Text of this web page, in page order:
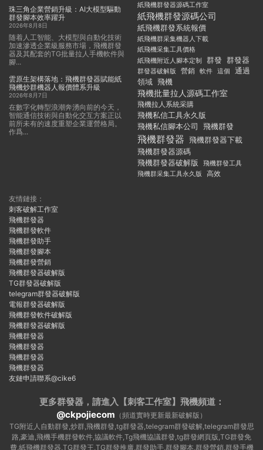
珠三角企業營銷升級：AI大模型驅動
群發腳本效率躍升
2026年8月8日
随着人工智能、大模型與自動化技術
加速滲透企業級服務市場，飛機群發
器及其配套的TG批量拉人手機軟件與
腳...
雲原生架構落地：飛機群發器賦能紙
飛機炒群機器人報價體系升級
2026年8月7日
在數字化轉型浪潮奔湧向前的今天，
智能通信技術與自動化交互方案正以
前所未有的速度重塑企業運營格局。
作爲...
紙飛機群發器源碼工作室
紙飛機群發源碼公司
紙飛機群發系統報價
紙飛機群采集機器人下載
紙飛機采集工具價格
紙飛機附近人腳本定制
群發 群發器
群發器破解版 營銷 軟件 這個
通過
領域 飛機
飛機批量拉人源碼工作室
飛機拉人系統采購
飛機私信工具永久版
飛機私信腳本公司
飛機群發
飛機群發器 飛機群發器下載
飛機群發器源碼
飛機群發器破解版
飛機群發工具
飛機群采集工具永久版
高效
友情鏈接：
刺客破解工作室
飛機群發器
飛機群發軟件
飛機群發助手
飛機群發腳本
飛機群發營銷
飛機群發器破解版
TG群發器破解版
telegram群發器破解版
電報群發器破解版
飛機群發軟件破解版
飛機群發器破解版
飛機群發器
飛機群發器
飛機群發器
飛機群發器
友鏈申請聯系@cike6
更多群發器，請進入【刺客工作室】 飛機頻道：
@ckpojiecom （頻道實時更新最新破解版）
TG附近人自動群發,炒群,飛機群發,tg群發器,telegram群發破解,telegram群發思
路,豪迪,飛機手機群發軟件,協議軟件,Tg飛機協議群發,tg群發網頁版,TG群發免
費,紙飛機群發器,TG群發王,TG群發推廣,群發助手,群發腳本,群發營銷,群發手機